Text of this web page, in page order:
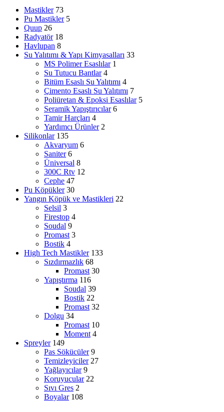
Mastikler 73
Pu Mastikler 5
Quup 26
Radyatör 18
Havlupan 8
Su Yalıtımı & Yapı Kimyasalları 33
MS Polimer Esaslılar 1
Su Tutucu Bantlar 4
Bitüm Esaslı Su Yalıtımı 4
Çimento Esaslı Su Yalıtımı 7
Poliüretan & Epoksi Esaslılar 5
Seramik Yapıştırıcılar 6
Tamir Harçları 4
Yardımcı Ürünler 2
Silikonlar 135
Akvaryum 6
Saniter 6
Üniversal 8
300C Rtv 12
Cephe 47
Pu Köpükler 30
Yangın Köpük ve Mastikleri 22
Selsil 3
Firestop 4
Soudal 9
Promast 3
Bostik 4
High Tech Mastikler 133
Sızdırmazlık 68
Promast 30
Yapıştırma 116
Soudal 39
Bostik 22
Promast 32
Dolgu 34
Promast 10
Moment 4
Spreyler 149
Pas Sökücüler 9
Temizleyiciler 27
Yağlayıcılar 9
Koruyucular 22
Sıvı Gres 2
Boyalar 108